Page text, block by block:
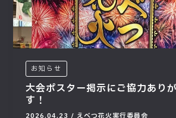
お知らせ
大会ポスター掲示にご協力あり
す！